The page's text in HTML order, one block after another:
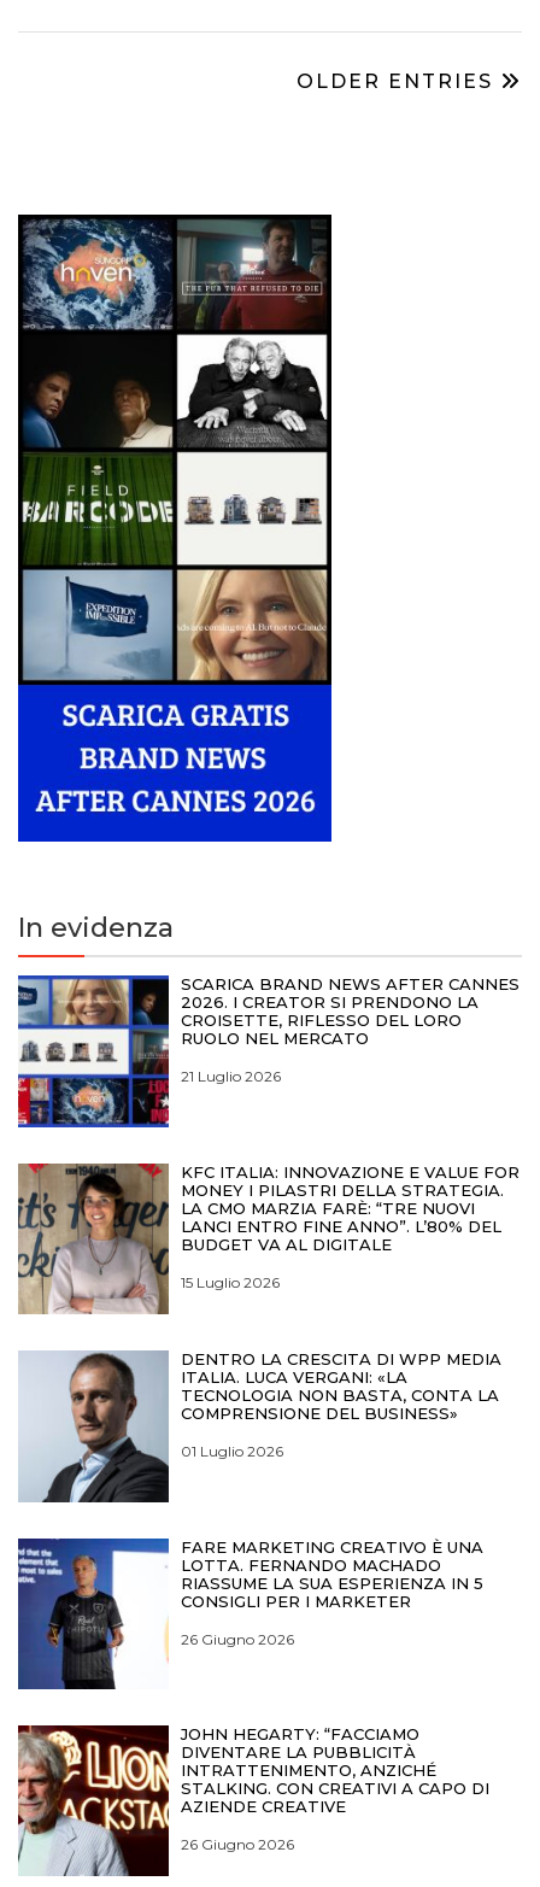
OLDER ENTRIES
In evidenza
SCARICA BRAND NEWS AFTER CANNES
2026. I CREATOR SI PRENDONO LA
CROISETTE, RIFLESSO DEL LORO
RUOLO NEL MERCATO
21 Luglio 2026
KFC ITALIA: INNOVAZIONE E VALUE FOR
MONEY I PILASTRI DELLA STRATEGIA.
LA CMO MARZIA FARÈ: “TRE NUOVI
LANCI ENTRO FINE ANNO”. L’80% DEL
BUDGET VA AL DIGITALE
15 Luglio 2026
DENTRO LA CRESCITA DI WPP MEDIA
ITALIA. LUCA VERGANI: «LA
TECNOLOGIA NON BASTA, CONTA LA
COMPRENSIONE DEL BUSINESS»
01 Luglio 2026
FARE MARKETING CREATIVO È UNA
LOTTA. FERNANDO MACHADO
RIASSUME LA SUA ESPERIENZA IN 5
CONSIGLI PER I MARKETER
26 Giugno 2026
JOHN HEGARTY: “FACCIAMO
DIVENTARE LA PUBBLICITÀ
INTRATTENIMENTO, ANZICHÉ
STALKING. CON CREATIVI A CAPO DI
AZIENDE CREATIVE
26 Giugno 2026